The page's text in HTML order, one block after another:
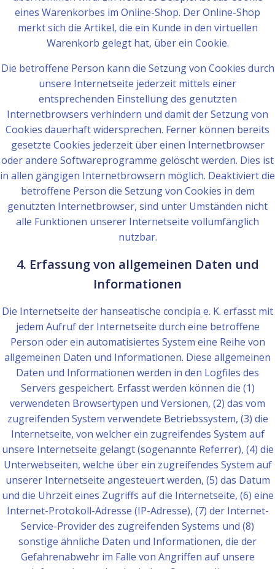
eines Warenkorbes im Online-Shop. Der Online-Shop
merkt sich die Artikel, die ein Kunde in den virtuellen
Warenkorb gelegt hat, über ein Cookie.
Die betroffene Person kann die Setzung von Cookies durch
unsere Internetseite jederzeit mittels einer
entsprechenden Einstellung des genutzten
Internetbrowsers verhindern und damit der Setzung von
Cookies dauerhaft widersprechen. Ferner können bereits
gesetzte Cookies jederzeit über einen Internetbrowser
oder andere Softwareprogramme gelöscht werden. Dies ist
in allen gängigen Internetbrowsern möglich. Deaktiviert die
betroffene Person die Setzung von Cookies in dem
genutzten Internetbrowser, sind unter Umständen nicht
alle Funktionen unserer Internetseite vollumfänglich
nutzbar.
4. Erfassung von allgemeinen Daten und
Informationen
Die Internetseite der hanseatische concipia e. K. erfasst mit
jedem Aufruf der Internetseite durch eine betroffene
Person oder ein automatisiertes System eine Reihe von
allgemeinen Daten und Informationen. Diese allgemeinen
Daten und Informationen werden in den Logfiles des
Servers gespeichert. Erfasst werden können die (1)
verwendeten Browsertypen und Versionen, (2) das vom
zugreifenden System verwendete Betriebssystem, (3) die
Internetseite, von welcher ein zugreifendes System auf
unsere Internetseite gelangt (sogenannte Referrer), (4) die
Unterwebseiten, welche über ein zugreifendes System auf
unserer Internetseite angesteuert werden, (5) das Datum
und die Uhrzeit eines Zugriffs auf die Internetseite, (6) eine
Internet-Protokoll-Adresse (IP-Adresse), (7) der Internet-
Service-Provider des zugreifenden Systems und (8)
sonstige ähnliche Daten und Informationen, die der
Gefahrenabwehr im Falle von Angriffen auf unsere